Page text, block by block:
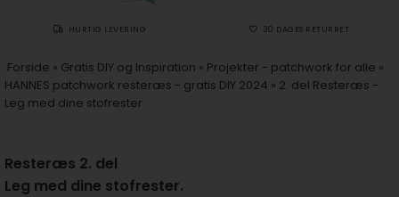
HURTIG LEVERING 30 DAGES RETURRET
Forside » Gratis DIY og Inspiration » Projekter - patchwork for alle »
HANNES patchwork resteræs - gratis DIY 2024 » 2. del Resteræs -
Leg med dine stofrester
Resteræs 2. del
Leg med dine stofrester.